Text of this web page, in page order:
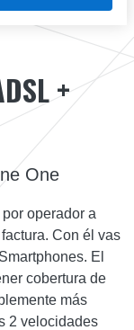
+
One
operador a
Con él vas
El
cobertura de
más
2 velocidades